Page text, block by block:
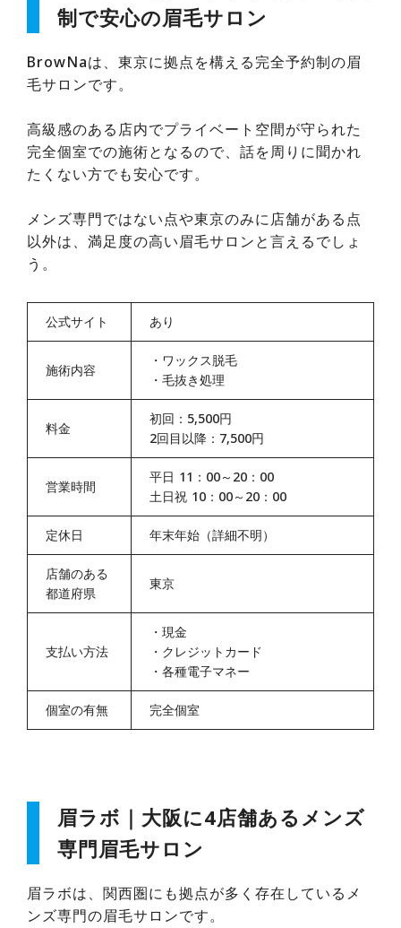
制で安心の眉毛サロン
BrowNaは、東京に拠点を構える完全予約制の眉
毛サロンです。
高級感のある店内でプライベート空間が守られた
完全個室での施術となるので、話を周りに聞かれ
たくない方でも安心です。
メンズ専門ではない点や東京のみに店舗がある点
以外は、満足度の高い眉毛サロンと言えるでしょ
う。
公式サイト あり
施術内容
・ ワックス脱毛
・ 毛抜き処理
料金
初回：5,500円
2回目以降：7,500円
営業時間
平日 11：00～20：00
土日祝 10：00～20：00
定休日 年末年始（詳細不明）
店舗のある
都道府県
東京
支払い方法
・ 現金
・ クレジットカード
・ 各種電子マネー
個室の有無 完全個室
眉ラボ｜大阪に4店舗あるメンズ
専門眉毛サロン
眉ラボは、関西圏にも拠点が多く存在しているメ
ンズ専門の眉毛サロンです。